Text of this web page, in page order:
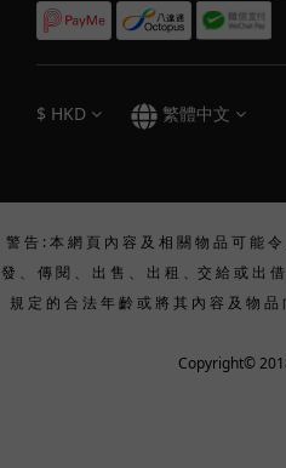
$ HKD 繁體中文
警 告 : 本 網 頁 內 容 及 相 關 物 品 可 能
發 、 傳 閱 、 出 售 、 出 租 、交 給 或 出
規 定 的 合 法 年 齡 或 將 其 內 容 及 物 品
Copyright©